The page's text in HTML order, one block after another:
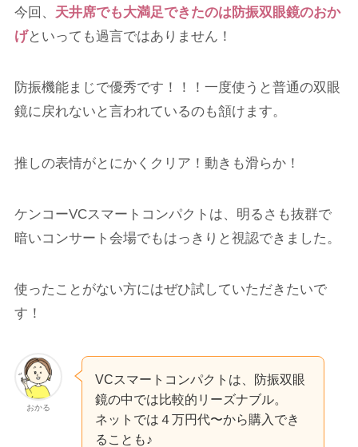
今回、 天井席でも大満足できたのは防振双眼鏡のおか
げといっても過言ではありません！
防振機能まじで優秀です！！！一度使うと普通の双眼
鏡に戻れないと言われているのも頷けます。
推しの表情がとにかくクリア！動きも滑らか！
ケンコーVCスマートコンパクトは、明るさも抜群で
暗いコンサート会場でもはっきりと視認できました。
使ったことがない方にはぜひ試していただきたいで
す！
おかる
VCスマートコンパクトは、防振双眼
鏡の中では比較的リーズナブル。
ネットでは４万円代〜から購入でき
ることも♪